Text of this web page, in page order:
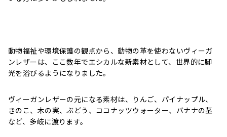
動物福祉や環境保護の観点から、動物の革を使わないヴィーガ
ンレザーは、ここ数年でエシカルな新素材として、世界的に脚
光を浴びるようになりました。
ヴィーガンレザーの元になる素材は、りんご、パイナップル、
きのこ、木の実、ぶどう、ココナッツウォーター、バナナの茎
など、多岐に渡ります。